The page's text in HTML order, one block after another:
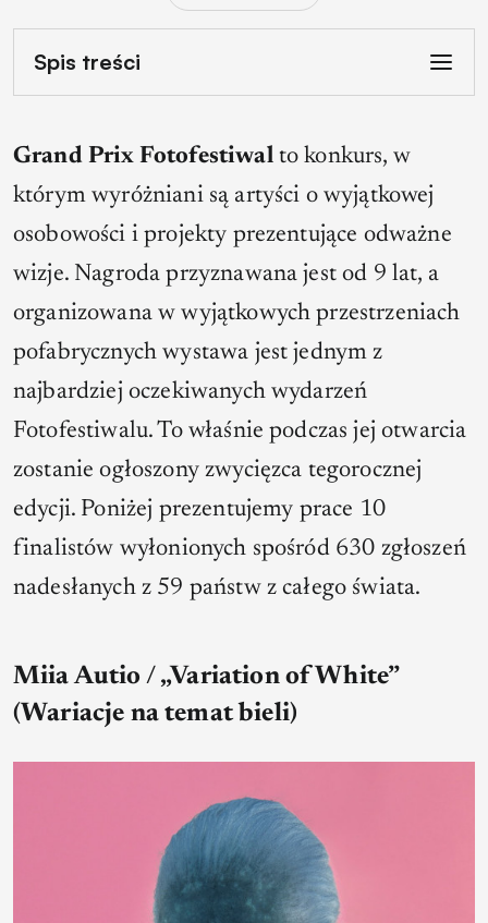
Spis treści
Grand Prix Fotofestiwalto konkurs, w
którym wyróżniani są artyści o wyjątkowej
osobowości i projekty prezentujące odważne
wizje. Nagroda przyznawana jest od 9 lat, a
organizowana w wyjątkowych przestrzeniach
pofabrycznych wystawa jest jednym z
najbardziej oczekiwanych wydarzeń
Fotofestiwalu. To właśnie podczas jej otwarcia
zostanie ogłoszony zwycięzca tegorocznej
edycji. Poniżej prezentujemy prace 10
finalistów wyłonionych spośród 630 zgłoszeń
nadesłanych z 59 państw z całego świata.
Miia Autio / „Variation of White”
(Wariacje na temat bieli)